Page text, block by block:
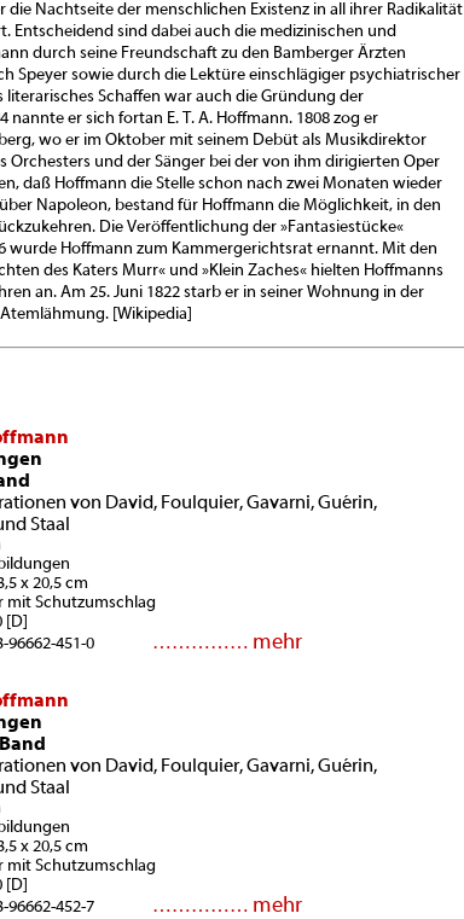
die Nachtseite der menschlichen Existenz in all ihrer Radikalität
Entscheidend sind dabei auch die medizinischen und
durch seine Freundschaft zu den Bamberger Ärzten
Speyer sowie durch die Lektüre einschlägiger psychiatrischer
Schaffen war auch die Gründung der
nannte er sich fortan E. T. A. Hoffmann. 1808 zog er
wo er im Oktober mit seinem Debüt als Musikdirektor
Orchesters und der Sänger bei der von ihm dirigierten Oper
daß Hoffmann die Stelle schon nach zwei Monaten wieder
Napoleon, bestand für Hoffmann die Möglichkeit, in den
Die Veröffentlichung der »Fantasiestücke«
wurde Hoffmann zum Kammergerichtsrat ernannt. Mit den
des Katers Murr« und »Klein Zaches« hielten Hoffmanns
an. Am 25. Juni 1822 starb er in seiner Wohnung in der
[Wikipedia]
von David, Foulquier, Gavarni, Guérin,
Staal
x 20,5 cm
mit Schutzumschlag
[D]
96662-451-0 …………… mehr
von David, Foulquier, Gavarni, Guérin,
Staal
x 20,5 cm
mit Schutzumschlag
[D]
96662-452-7 …………… mehr